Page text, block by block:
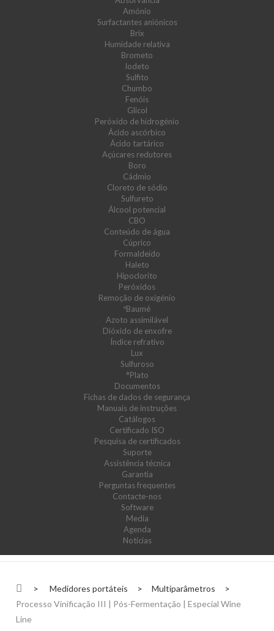
Amónio
Surfactantes aniónicos
Brix
Humidade relativa
Brometo
Iodeto
Sulfito
Chumbo
Fenóis
Glicol
Peróxido de hidrogénio
Ácido ascórbico
Ácido tartárico
Açúcares redutores
Boro
Cádmio
Cloreto de sódio
Sulfureto
Álcool potencial
CBO
Conteúdo de água
Cúprico
Formaldeído
Haleto
Hipoclorito
Peróxidos
Remoção de oxigénio
ºBaumé
Azoto assimilável
Dióxido de enxofre
Índice refrativo
Lux
Sulfuroso
°Plato
Documentos
Fichas de dados de segurança
Manuais de instruções
Catálogos
Certificado ISO
Pesquisa de certificados
Suporte
Assistência técnica
Garantia
Perguntas frequentes
Contacte-nos
Software
Media
Agenda
Notícias
> Medidores portáteis > Multiparâmetros
>
Processo Vinificação III | Pós-Fermentação | Especial Wine
Line